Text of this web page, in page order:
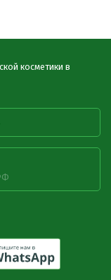
косметики в